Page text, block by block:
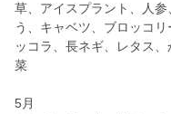
草、アイスプラント、人
う、キャベツ、ブロッコ
ッコラ、長ネギ、レタス
菜
5月